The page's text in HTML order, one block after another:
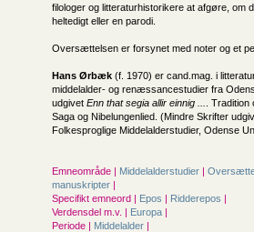
filologer og litteraturhistorikere at afgøre, om
heltedigt eller en parodi.
Oversættelsen er forsynet med noter og et
Hans Ørbæk (f. 1970) er cand.mag. i
middelalder- og renæssancestudier fra
udgivet Enn that segia allir einnig ...
.
Saga og Nibelungenlied. (Mindre Skrifter
Folkesproglige Middelalderstudier, Odense
Emneområde | Middelalderstudier |
manuskripter |
Specifikt emneord | Epos | Ridderepos |
Verdensdel m.v. | Europa |
Periode | Middelalder |